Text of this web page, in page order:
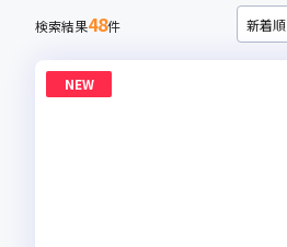
検索結果48件
NEW